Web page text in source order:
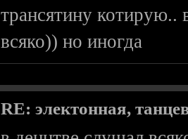
трансятину котирую..
всяко)) но иногда
RE: электонная,